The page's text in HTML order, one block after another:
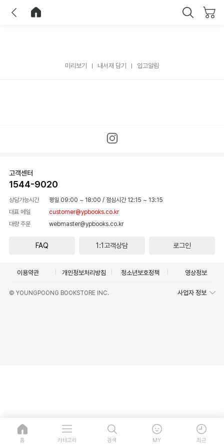
미리보기 내서재 담기 입고알림
고객센터
1544-9020
상담가능시간 평일 09:00 ~ 18:00 / 점심시간 12:15 ~ 13:15
대표 메일
customer@ypbooks.co.kr
대량 주문
webmaster@ypbooks.co.kr
FAQ 1:1고객상담 로그인
이용약관 개인정보처리방침 청소년보호정책 영상정보
© YOUNGPOONG BOOKSTORE INC. 사업자 정보
홈 카테고리 검색 MY 최근